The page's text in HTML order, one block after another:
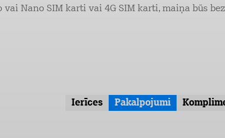
Nano SIM karti vai 4G SIM karti, maiņa būs
Ierīces Pakalpojumi